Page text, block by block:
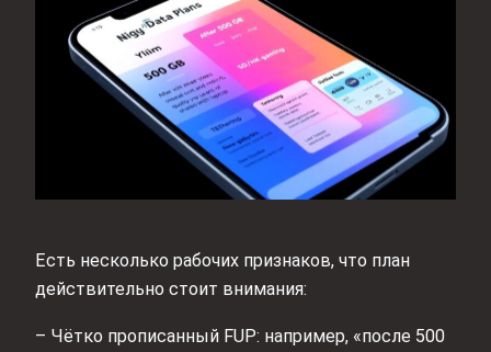
Есть несколько рабочих признаков, что план
действительно стоит внимания:
– Чётко прописанный FUP: например, «после 500